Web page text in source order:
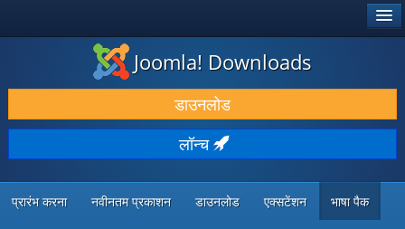
डाउनलोड करें और बढ़ाएं
खोजें और जानें
सामुदायिक समर्थन
डेवलपर संसाधन
Joomla! Downloads
डाउनलोड
लॉन्च
प्रारंभ करना नवीनतम प्रकाशन डाउनलोड एक्सटेंशन भाषा पैक